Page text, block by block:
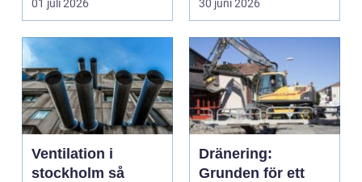
industriregion som ...
01 juli 2026 30 juni 2026
Ventilation i
stockholm så
Dränering:
Grunden för ett